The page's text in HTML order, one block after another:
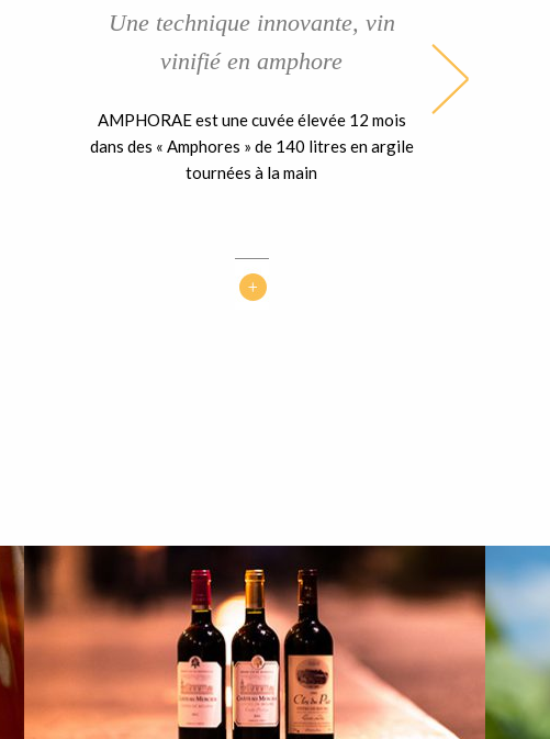
Une technique innovante, vin
vinifié en amphore
AMPHORAE est une cuvée élevée 12 mois
dans des « Amphores » de 140 litres en argile
tournées à la main